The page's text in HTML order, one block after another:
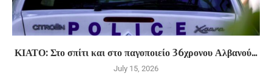
ΚΙΑΤΟ: Στο σπίτι και στο παγοποιείο 36χρονου Αλβανού...
July 15, 2026